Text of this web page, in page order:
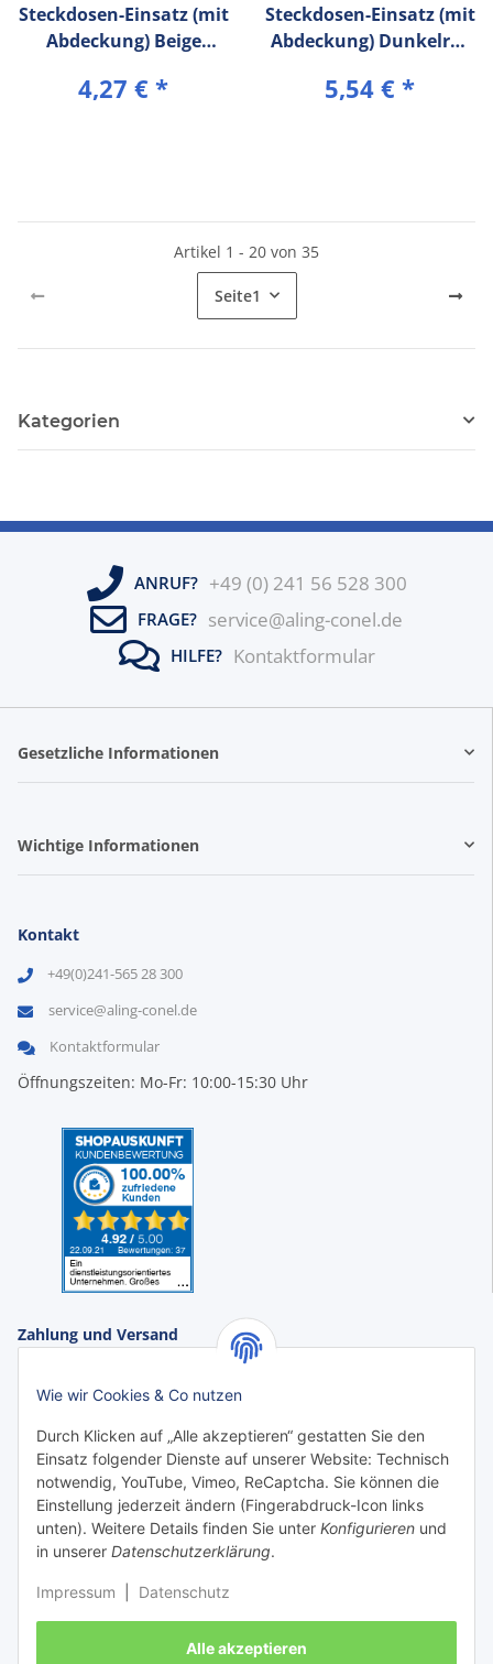
Alle akzeptieren
Wie wir Cookies & Co nutzen
Durch Klicken auf „Alle akzeptieren“ gestatten Sie den
Einsatz folgender Dienste auf unserer Website: Technisch
notwendig, YouTube, Vimeo, ReCaptcha. Sie können die
Einstellung jederzeit ändern (Fingerabdruck-Icon links
unten). Weitere Details finden Sie unter Konfigurieren und
in unserer Datenschutzerklärung.
Impressum Datenschutz
Steckdosen-Einsatz (mit
Abdeckung) Beige
4,27 € *
Steckdosen-Einsatz (mit
Abdeckung) Dunkelrot
5,54 € *
Artikel 1 - 20 von 35
Seite1
Kategorien
ANRUF? +49 (0) 241 56 528 300
FRAGE? service@aling-conel.de
HILFE? Kontaktformular
Gesetzliche Informationen
Wichtige Informationen
Kontakt
+49(0)241-565 28 300
service@aling-conel.de
Kontaktformular
Öffnungszeiten: Mo-Fr: 10:00-15:30 Uhr
Zahlung und Versand